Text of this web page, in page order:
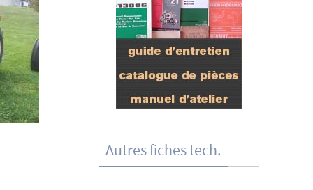
Autres fiches tech.